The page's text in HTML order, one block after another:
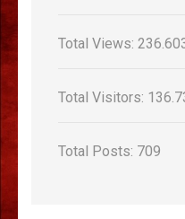
Total Views:
Total Visitors:
Total Posts: 709